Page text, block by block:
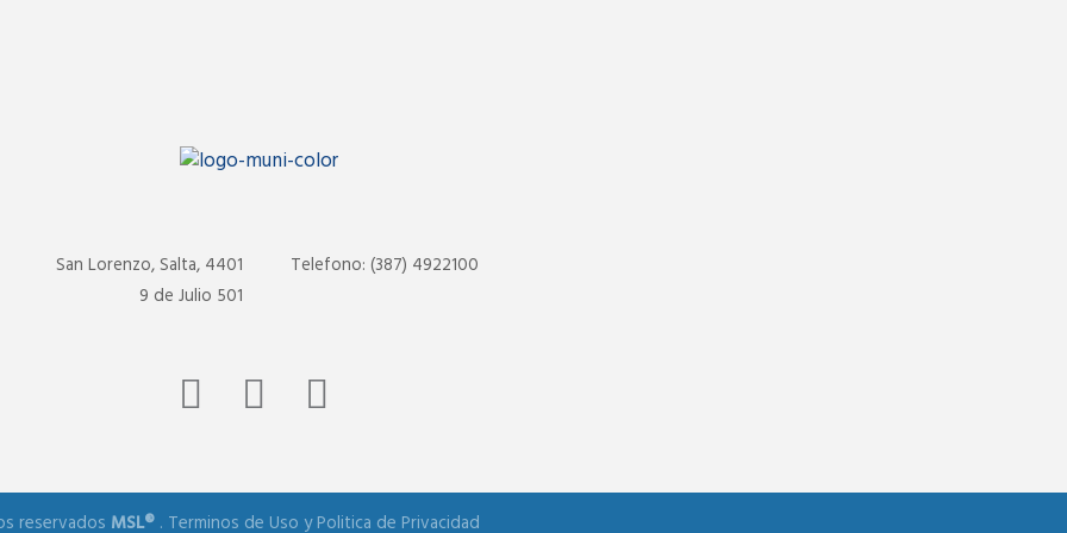
Telefono: (387) 4922100
San Lorenzo, Salta, 4401
9 de Julio 501
reservados MSL® . Terminos de Uso yPolitica de Privacidad